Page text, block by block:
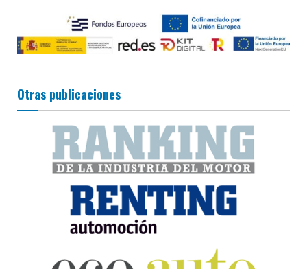
Otras publicaciones